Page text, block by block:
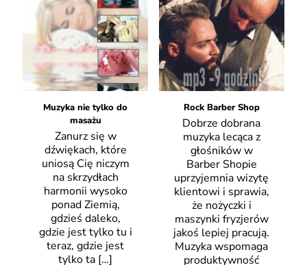
Muzyka nie tylko do
masażu
Zanurz się w
dźwiękach, które
uniosą Cię niczym
na skrzydłach
harmonii wysoko
ponad Ziemią,
gdzieś daleko,
gdzie jest tylko tu i
teraz, gdzie jest
tylko ta […]
Rock Barber Shop
Dobrze dobrana
muzyka lecąca z
głośników w
Barber Shopie
uprzyjemnia wizytę
klientowi i sprawia,
że nożyczki i
maszynki fryzjerów
jakoś lepiej pracują.
Muzyka wspomaga
produktywność